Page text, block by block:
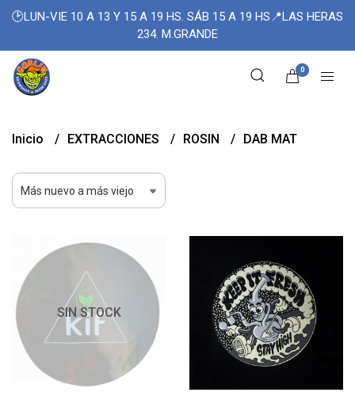
🕑LUN-VIE 10 A 13 Y 15 A 19 HS. SÁB 15 A 19 HS📍LAS HERAS
234. M.GRANDE
0
Inicio EXTRACCIONES ROSIN DAB MAT
SIN STOCK